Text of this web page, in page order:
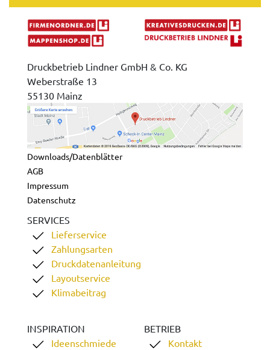
Druckbetrieb Lindner GmbH & Co. KG
Weberstraße 13
55130 Mainz
Downloads/Datenblätter
AGB
Impressum
Datenschutz
SERVICES
Lieferservice
Zahlungsarten
Druckdatenanleitung
Layoutservice
Klimabeitrag
INSPIRATION
Ideenschmiede
BETRIEB
Kontakt